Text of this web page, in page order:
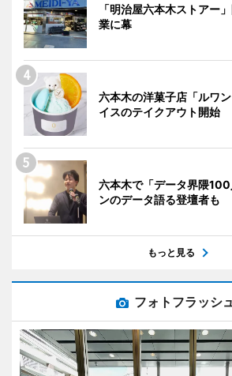
「明治屋六本木ストア
業に幕
六本木の洋菓子店「ルワ
イスのテイクアウト開始
六本木で「データ界隈
ンのデータ語る登壇者も
もっと見る
フォトフラッシ